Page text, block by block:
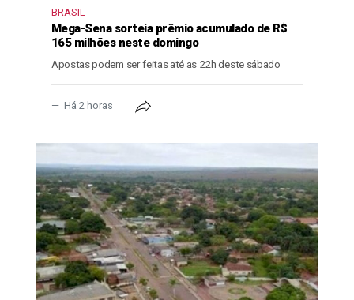
BRASIL
Mega-Sena sorteia prêmio acumulado de R$
165 milhões neste domingo
Apostas podem ser feitas até as 22h deste sábado
Há 2 horas